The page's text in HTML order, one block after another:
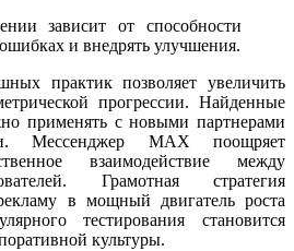
зависит от способности
и внедрять улучшения.
практик позволяет увеличить
прогрессии. Найденные
применять с новыми партнерами
Мессенджер MAX поощряет
взаимодействие между
Грамотная стратегия
в мощный двигатель роста
тестирования становится
культуры.